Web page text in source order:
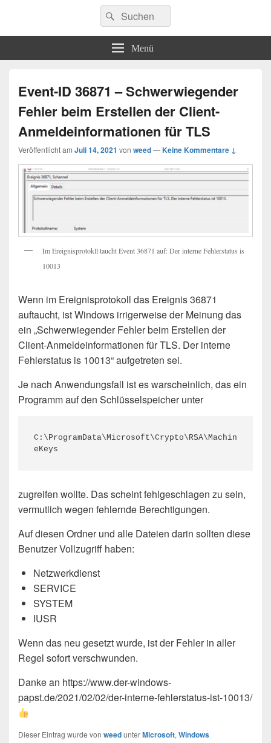
Suchen
nach:
Suchen
Menü
Event-ID 36871 – Schwerwiegender
Fehler beim Erstellen der Client-
Anmeldeinformationen für TLS
Veröffentlicht am Juli 14, 2021 von weed—Keine Kommentare ↓
Im Ereignisprotokll taucht Event 36871 auf: Der interne Fehlerstatus is
10013
Wenn im Ereignisprotokoll das Ereignis 36871
auftaucht, ist Windows irrigerweise der Meinung das
ein „Schwerwiegender Fehler beim Erstellen der
Client-Anmeldeinformationen für TLS. Der interne
Fehlerstatus is 10013“ aufgetreten sei.
Je nach Anwendungsfall ist es warscheinlich, das ein
Programm auf den Schlüsselspeicher unter
C:\ProgramData\Microsoft\Crypto\RSA\Machin
eKeys
zugreifen wollte. Das scheint fehlgeschlagen zu sein,
vermutlich wegen fehlernde Berechtigungen.
Auf diesen Ordner und alle Dateien darin sollten diese
Benutzer Vollzugriff haben:
Netzwerkdienst
SERVICE
SYSTEM
IUSR
Wenn das neu gesetzt wurde, ist der Fehler in aller
Regel sofort verschwunden.
Danke an https://www.der-windows-
papst.de/2021/02/02/der-interne-fehlerstatus-ist-10013/
Dieser Eintrag wurde von weedunterMicrosoft, Windows